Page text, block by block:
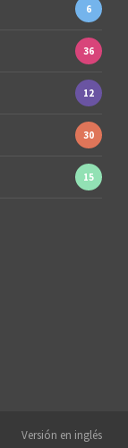
6
36
12
30
15
Versión en inglés